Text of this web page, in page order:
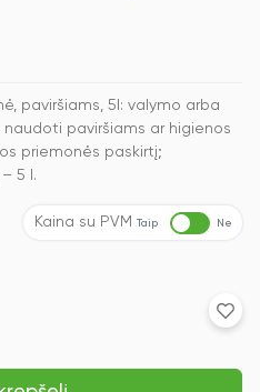
paviršiams, 5l: valymo arba
paviršiams ar higienos
priemonės paskirtį;
5 l.
Kaina su PVM Taip Ne